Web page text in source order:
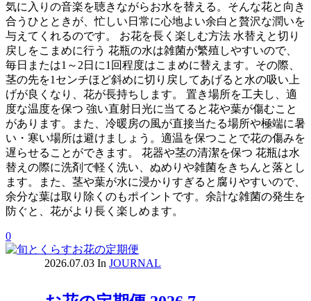
気に入りの音楽を聴きながらお水を替える。そんな花と向き
合うひとときが、忙しい日常に心地よい余白と贅沢な潤いを
与えてくれるのです。 お花を長く楽しむ方法 水替えと切り
戻しをこまめに行う 花瓶の水は雑菌が繁殖しやすいので、
毎日または1～2日に1回程度はこまめに替えます。その際、
茎の先を1センチほど斜めに切り戻してあげると水の吸い上
げが良くなり、花が長持ちします。 置き場所を工夫し、適
度な温度を保つ 強い直射日光に当てると花や葉が傷むこと
があります。また、冷暖房の風が直接当たる場所や極端に暑
い・寒い場所は避けましょう。適温を保つことで花の傷みを
遅らせることができます。 花器や茎の清潔を保つ 花瓶は水
替えの際に洗剤で軽く洗い、ぬめりや雑菌をきちんと落とし
ます。また、茎や葉が水に浸かりすぎると腐りやすいので、
余分な葉は取り除くのもポイントです。余計な雑菌の発生を
防ぐと、花がより長く楽しめます。
0
2026.07.03 In JOURNAL